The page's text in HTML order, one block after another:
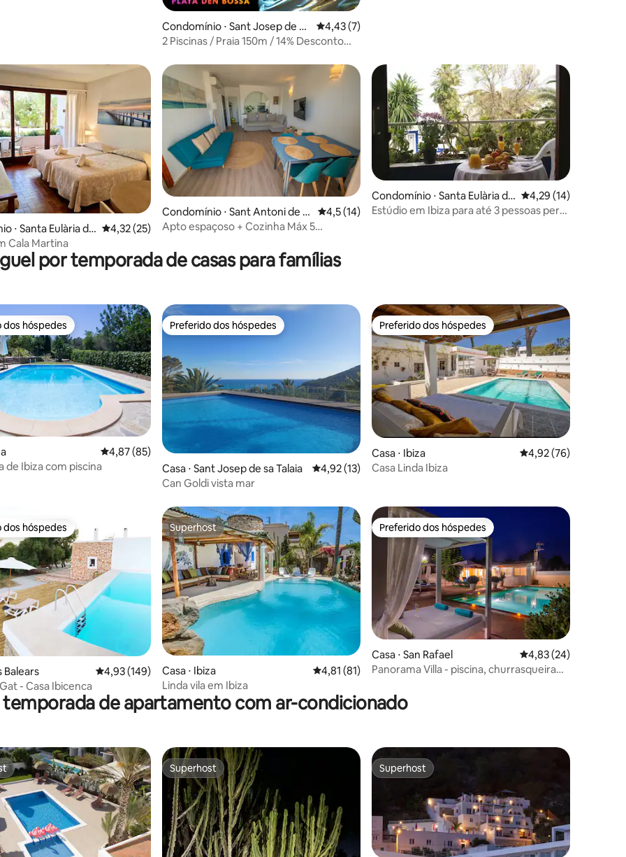
Condomínio ⋅ Sant Josep de sa
Talaia
4,43 de uma avaliação média de 5, 7 avaliações
4,43 (7)
2 Piscinas / Praia 150m / 14% Desconto
de 5, 70 avaliações
⋅ Santa Eulària de 4,32 de uma avaliação média de 5, 25 avaliações
4,32 (25)
Cala Martina
Condomínio ⋅ Sant Antoni de P
ortmany
4,5 de uma avaliação média de 5, 14 avaliações
4,5 (14)
Apto espaçoso + Cozinha Máx 5
Condomínio ⋅ Santa Eulària de
s Riu
4,29 de uma
4,29 (14)
Estúdio em Ibiza para até 3 pessoas perto
por temporada de casas para famílias
de 5, 76 avaliações
dos hóspedes
dos hóspedes
4,87 de uma avaliação média de 5, 85 avaliações
4,87 (85)
de Ibiza com piscina
Preferido dos hóspedes
Preferido dos hóspedes
Casa ⋅ Sant Josep de sa Talaia 4,92 de uma avaliação média de 5, 13 avaliações
4,92 (13)
Can Goldi vista mar
Preferido dos hóspedes
Preferido dos hóspedes
Casa ⋅ Ibiza 4,92 de uma
4,92 (76)
Casa Linda Ibiza
de 5, 34 avaliações
dos hóspedes
dos hóspedes
Balears 4,93 de uma avaliação média de 5, 149 avaliações
4,93 (149)
- Casa Ibicenca
Superhost
Superhost
Casa ⋅ Ibiza 4,81 de uma avaliação média de 5, 81 avaliações
4,81 (81)
Linda vila em Ibiza
Preferido dos hóspedes
Preferido dos hóspedes
Casa ⋅ San Rafael 4,83 de uma
4,83 (24)
Panorama Villa - piscina, churrasqueira
de apartamento com ar-condicionado
Superhost
Superhost Superhost
Superhost